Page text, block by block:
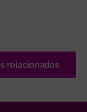
relacionados